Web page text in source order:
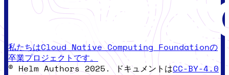
私たちはCloud Native Computing Foundationの
卒業プロジェクトです。
© Helm Authors 2025. ドキュメントはCC-BY-4.0